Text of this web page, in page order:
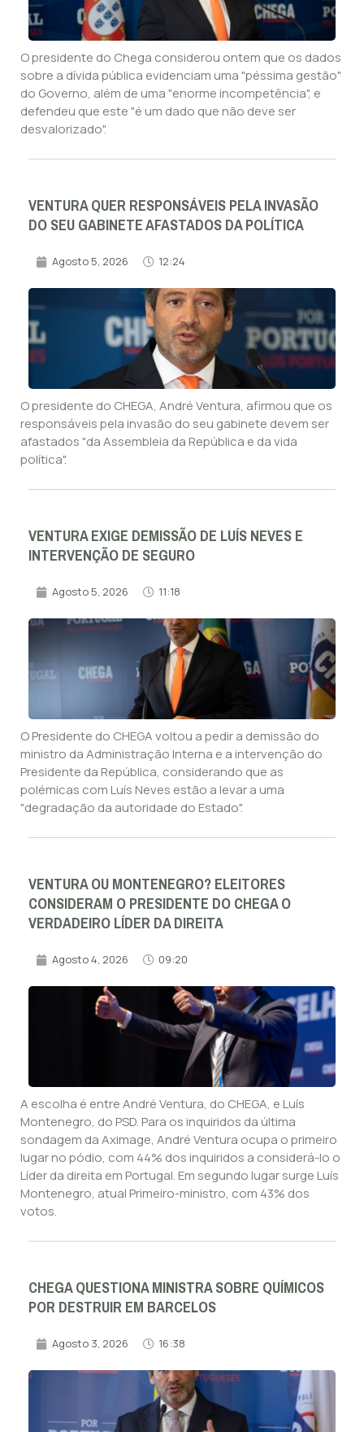
O presidente do Chega considerou ontem que os dados
sobre a dívida pública evidenciam uma "péssima gestão"
do Governo, além de uma "enorme incompetência", e
defendeu que este "é um dado que não deve ser
desvalorizado".
VENTURA QUER RESPONSÁVEIS PELA INVASÃO
DO SEU GABINETE AFASTADOS DA POLÍTICA
Agosto 5, 2026 12:24
O presidente do CHEGA, André Ventura, afirmou que os
responsáveis pela invasão do seu gabinete devem ser
afastados "da Assembleia da República e da vida
política".
VENTURA EXIGE DEMISSÃO DE LUÍS NEVES E
INTERVENÇÃO DE SEGURO
Agosto 5, 2026 11:18
O Presidente do CHEGA voltou a pedir a demissão do
ministro da Administração Interna e a intervenção do
Presidente da República, considerando que as
polémicas com Luís Neves estão a levar a uma
"degradação da autoridade do Estado".
VENTURA OU MONTENEGRO? ELEITORES
CONSIDERAM O PRESIDENTE DO CHEGA O
VERDADEIRO LÍDER DA DIREITA
Agosto 4, 2026 09:20
A escolha é entre André Ventura, do CHEGA, e Luís
Montenegro, do PSD. Para os inquiridos da última
sondagem da Aximage, André Ventura ocupa o primeiro
lugar no pódio, com 44% dos inquiridos a considerá-lo o
Líder da direita em Portugal. Em segundo lugar surge Luís
Montenegro, atual Primeiro-ministro, com 43% dos
votos.
CHEGA QUESTIONA MINISTRA SOBRE QUÍMICOS
POR DESTRUIR EM BARCELOS
Agosto 3, 2026 16:38